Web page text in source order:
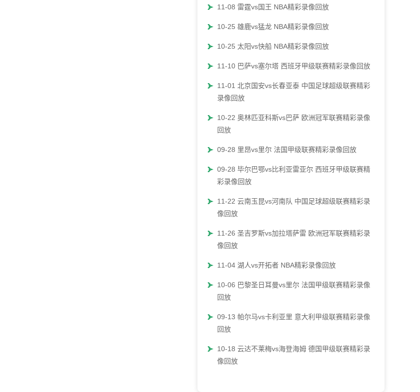
11-08 雷霆vs国王 NBA精彩录像回放
10-25 雄鹿vs猛龙 NBA精彩录像回放
10-25 太阳vs快船 NBA精彩录像回放
11-10 巴萨vs塞尔塔 西班牙甲级联赛精彩录像回放
11-01 北京国安vs长春亚泰 中国足球超级联赛精彩
录像回放
10-22 奥林匹亚科斯vs巴萨 欧洲冠军联赛精彩录像
回放
09-28 里昂vs里尔 法国甲级联赛精彩录像回放
09-28 毕尔巴鄂vs比利亚雷亚尔 西班牙甲级联赛精
彩录像回放
11-22 云南玉昆vs河南队 中国足球超级联赛精彩录
像回放
11-26 圣吉罗斯vs加拉塔萨雷 欧洲冠军联赛精彩录
像回放
11-04 湖人vs开拓者 NBA精彩录像回放
10-06 巴黎圣日耳曼vs里尔 法国甲级联赛精彩录像
回放
09-13 帕尔马vs卡利亚里 意大利甲级联赛精彩录像
回放
10-18 云达不莱梅vs海登海姆 德国甲级联赛精彩录
像回放